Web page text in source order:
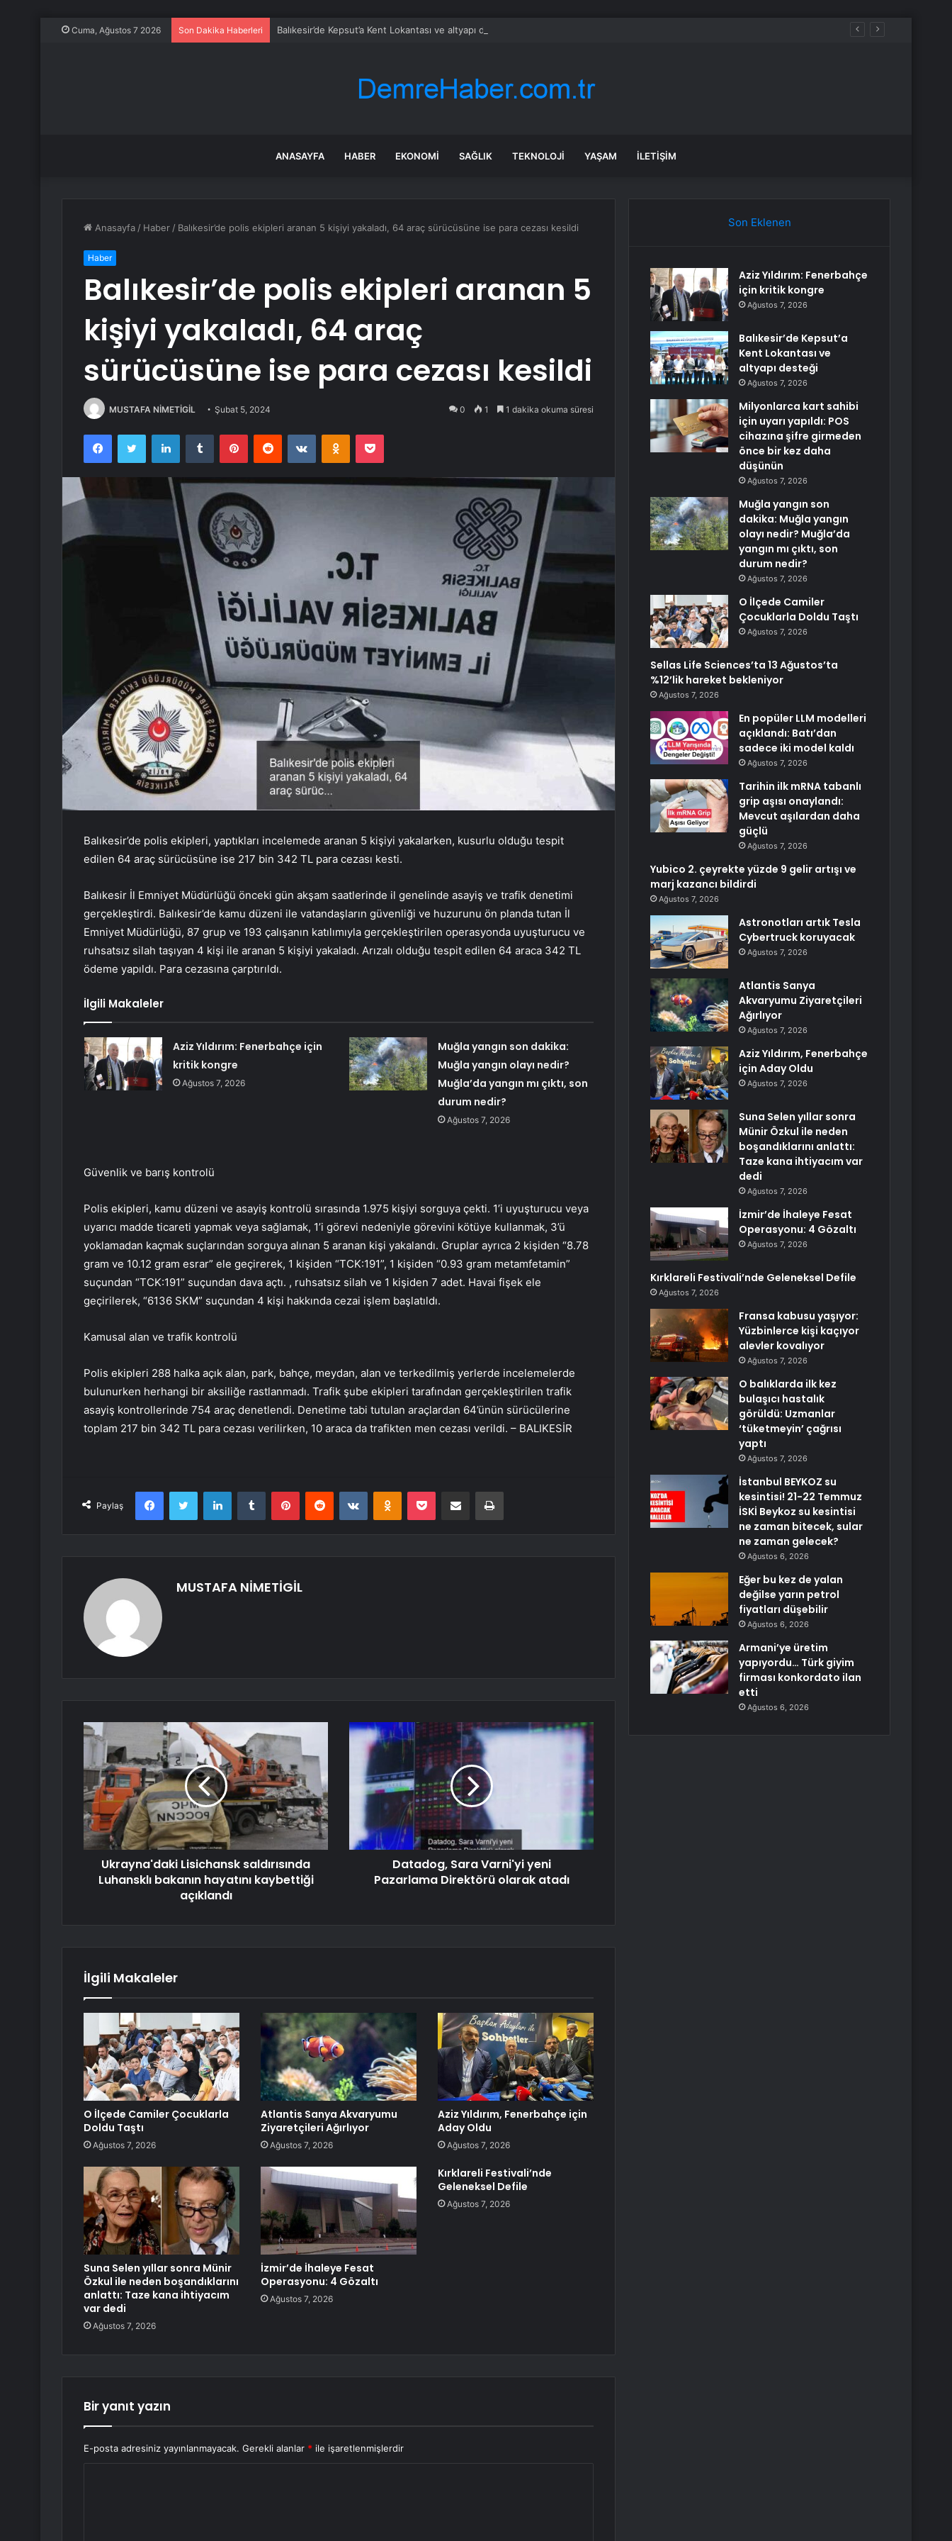
Cuma, Ağustos 7 2026 Son Dakika Haberleri Balıkesir’de Kepsut’a Kent Lokantası ve altyapı desteği
ANASAYFA HABER EKONOMI SAĞLIK TEKNOLOJI YAŞAM İLETIŞIM
Anasayfa / Haber / Balıkesir’de polis ekipleri aranan 5 kişiyi yakaladı, 64 araç sürücüsüne ise para cezası kesildi
Haber
Balıkesir’de polis ekipleri aranan 5
kişiyi yakaladı, 64 araç
sürücüsüne ise para cezası kesildi
MUSTAFA NİMETİGİL Şubat 5, 2024 0 1 1 dakika okuma süresi
FacebookTwitter LinkedInTumblr PinterestReddit VKontakteOdnoklassniki
Pocket
Balıkesir’de polis ekipleri, yaptıkları incelemede aranan 5 kişiyi yakalarken, kusurlu olduğu tespit
edilen 64 araç sürücüsüne ise 217 bin 342 TL para cezası kesti.
Balıkesir İl Emniyet Müdürlüğü önceki gün akşam saatlerinde il genelinde asayiş ve trafik denetimi
gerçekleştirdi. Balıkesir’de kamu düzeni ile vatandaşların güvenliği ve huzurunu ön planda tutan İl
Emniyet Müdürlüğü, 87 grup ve 193 çalışanın katılımıyla gerçekleştirilen operasyonda uyuşturucu ve
ruhsatsız silah taşıyan 4 kişi ile aranan 5 kişiyi yakaladı. Arızalı olduğu tespit edilen 64 araca 342 TL
ödeme yapıldı. Para cezasına çarptırıldı.
İlgili Makaleler
Aziz Yıldırım: Fenerbahçe için
kritik kongre
Ağustos 7, 2026
Muğla yangın son dakika:
Muğla yangın olayı nedir?
Muğla’da yangın mı çıktı, son
durum nedir?
Ağustos 7, 2026
Güvenlik ve barış kontrolü
Polis ekipleri, kamu düzeni ve asayiş kontrolü sırasında 1.975 kişiyi sorguya çekti. 1’i uyuşturucu veya
uyarıcı madde ticareti yapmak veya sağlamak, 1’i görevi nedeniyle görevini kötüye kullanmak, 3’ü
yoklamadan kaçmak suçlarından sorguya alınan 5 aranan kişi yakalandı. Gruplar ayrıca 2 kişiden “8.78
gram ve 10.12 gram esrar” ele geçirerek, 1 kişiden “TCK:191”, 1 kişiden “0.93 gram metamfetamin”
suçundan “TCK:191” suçundan dava açtı. , ruhsatsız silah ve 1 kişiden 7 adet. Havai fişek ele
geçirilerek, “6136 SKM” suçundan 4 kişi hakkında cezai işlem başlatıldı.
Kamusal alan ve trafik kontrolü
Polis ekipleri 288 halka açık alan, park, bahçe, meydan, alan ve terkedilmiş yerlerde incelemelerde
bulunurken herhangi bir aksiliğe rastlanmadı. Trafik şube ekipleri tarafından gerçekleştirilen trafik
asayiş kontrollerinde 754 araç denetlendi. Denetime tabi tutulan araçlardan 64’ünün sürücülerine
toplam 217 bin 342 TL para cezası verilirken, 10 araca da trafikten men cezası verildi. – BALIKESİR
Paylaş
FacebookTwitter LinkedInTumblr PinterestReddit VKontakteOdnoklassniki
Pocket E-Posta ile paylaş Yazdır
MUSTAFA NİMETİGİL
Ukrayna'daki Lisichansk saldırısında
Luhansklı bakanın hayatını kaybettiği
açıklandı
Datadog, Sara Varni'yi yeni
Pazarlama Direktörü olarak atadı
İlgili Makaleler
O İlçede Camiler Çocuklarla
Doldu Taştı
Ağustos 7, 2026
Atlantis Sanya Akvaryumu
Ziyaretçileri Ağırlıyor
Ağustos 7, 2026
Aziz Yıldırım, Fenerbahçe için
Aday Oldu
Ağustos 7, 2026
Suna Selen yıllar sonra Münir
Özkul ile neden boşandıklarını
anlattı: Taze kana ihtiyacım
var dedi
Ağustos 7, 2026
İzmir’de İhaleye Fesat
Operasyonu: 4 Gözaltı
Ağustos 7, 2026
Kırklareli Festivali’nde
Geleneksel Defile
Ağustos 7, 2026
Bir yanıt yazın
E-posta adresiniz yayınlanmayacak. Gerekli alanlar * ile işaretlenmişlerdir
Son Eklenen
Aziz Yıldırım: Fenerbahçe
için kritik kongre
Ağustos 7, 2026
Balıkesir’de Kepsut’a
Kent Lokantası ve
altyapı desteği
Ağustos 7, 2026
Milyonlarca kart sahibi
için uyarı yapıldı: POS
cihazına şifre girmeden
önce bir kez daha
düşünün
Ağustos 7, 2026
Muğla yangın son
dakika: Muğla yangın
olayı nedir? Muğla’da
yangın mı çıktı, son
durum nedir?
Ağustos 7, 2026
O İlçede Camiler
Çocuklarla Doldu Taştı
Ağustos 7, 2026
Sellas Life Sciences’ta 13 Ağustos’ta
%12’lik hareket bekleniyor
Ağustos 7, 2026
En popüler LLM modelleri
açıklandı: Batı’dan
sadece iki model kaldı
Ağustos 7, 2026
Tarihin ilk mRNA tabanlı
grip aşısı onaylandı:
Mevcut aşılardan daha
güçlü
Ağustos 7, 2026
Yubico 2. çeyrekte yüzde 9 gelir artışı ve
marj kazancı bildirdi
Ağustos 7, 2026
Astronotları artık Tesla
Cybertruck koruyacak
Ağustos 7, 2026
Atlantis Sanya
Akvaryumu Ziyaretçileri
Ağırlıyor
Ağustos 7, 2026
Aziz Yıldırım, Fenerbahçe
için Aday Oldu
Ağustos 7, 2026
Suna Selen yıllar sonra
Münir Özkul ile neden
boşandıklarını anlattı:
Taze kana ihtiyacım var
dedi
Ağustos 7, 2026
İzmir’de İhaleye Fesat
Operasyonu: 4 Gözaltı
Ağustos 7, 2026
Kırklareli Festivali’nde Geleneksel Defile
Ağustos 7, 2026
Fransa kabusu yaşıyor:
Yüzbinlerce kişi kaçıyor
alevler kovalıyor
Ağustos 7, 2026
O balıklarda ilk kez
bulaşıcı hastalık
görüldü: Uzmanlar
‘tüketmeyin’ çağrısı
yaptı
Ağustos 7, 2026
İstanbul BEYKOZ su
kesintisi! 21-22 Temmuz
İSKİ Beykoz su kesintisi
ne zaman bitecek, sular
ne zaman gelecek?
Ağustos 6, 2026
Eğer bu kez de yalan
değilse yarın petrol
fiyatları düşebilir
Ağustos 6, 2026
Armani’ye üretim
yapıyordu… Türk giyim
firması konkordato ilan
etti
Ağustos 6, 2026